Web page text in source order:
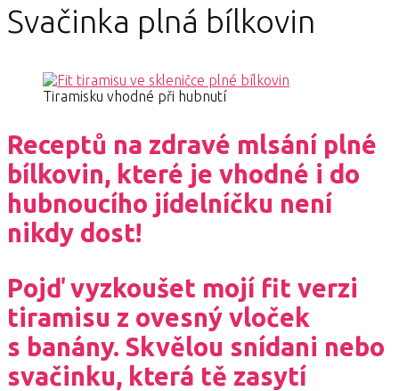
Svačinka plná bílkovin
Tiramisku vhodné při hubnutí
Receptů na zdravé mlsání plné
bílkovin, které je vhodné i do
hubnoucího jídelníčku není
nikdy dost!
Pojď vyzkoušet mojí fit verzi
tiramisu z ovesný vloček
s banány. Skvělou snídani nebo
svačinku, která tě zasytí